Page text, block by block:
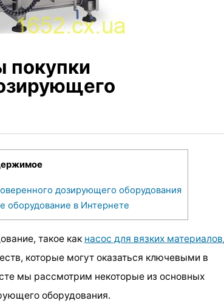
дозирующего оборудования
оборудование в Интернете
такое как насос для вязких материалов,
которые могут оказаться ключевыми в
мы рассмотрим некоторые из основных
оборудования.